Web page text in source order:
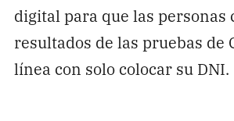
digital para que las personas
resultados de las pruebas de
línea con solo colocar su DNI.